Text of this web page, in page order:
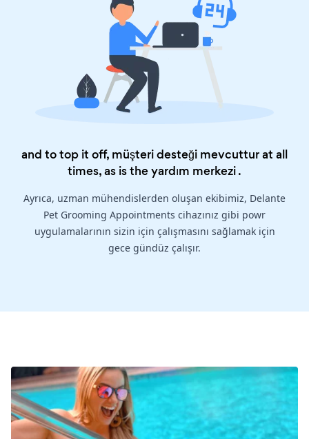
and to top it off, müşteri desteği mevcuttur at all
times, as is theyardım merkezi.
Ayrıca, uzman mühendislerden oluşan ekibimiz, Delante
Pet Grooming Appointments cihazınız gibi powr
uygulamalarının sizin için çalışmasını sağlamak için
gece gündüz çalışır.